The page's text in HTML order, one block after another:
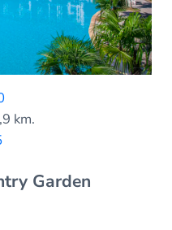
km.
Garden